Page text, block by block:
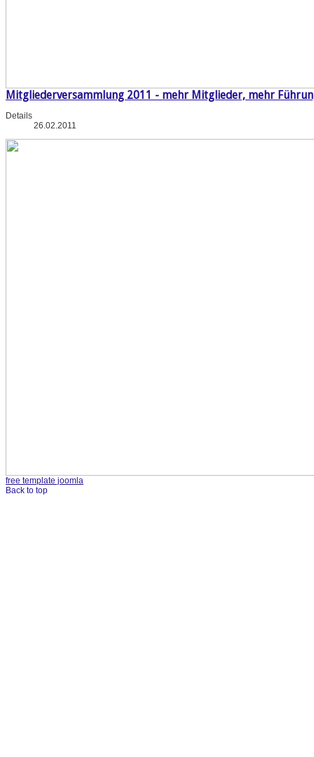
Mitgliederversammlung 2011 - mehr Mitglieder, mehr
Details
26.02.2011
free template joomla
Back to top